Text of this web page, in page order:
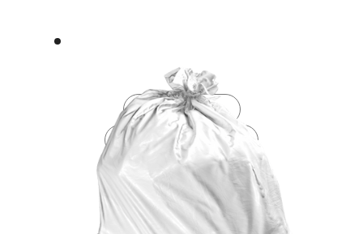
Voir la vidéo
Télécharger le PDF
Voir les certificats